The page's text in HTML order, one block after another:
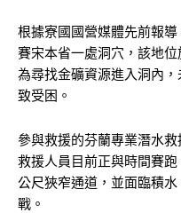
根據寮國國營媒體先前報
賽宋本省一處洞穴，該地位
為尋找金礦資源進入洞內
致受困。
參與救援的芬蘭專業潛水
救援人員目前正與時間賽
公尺狹窄通道，並面臨積
戰。